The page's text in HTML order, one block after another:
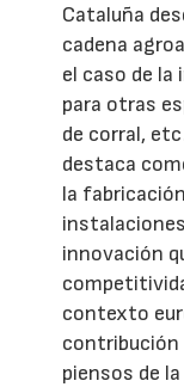
Cataluña
cadena
el caso de
para otras
de corral,
destaca
la
innovación
contexto
contribución
piensos de la